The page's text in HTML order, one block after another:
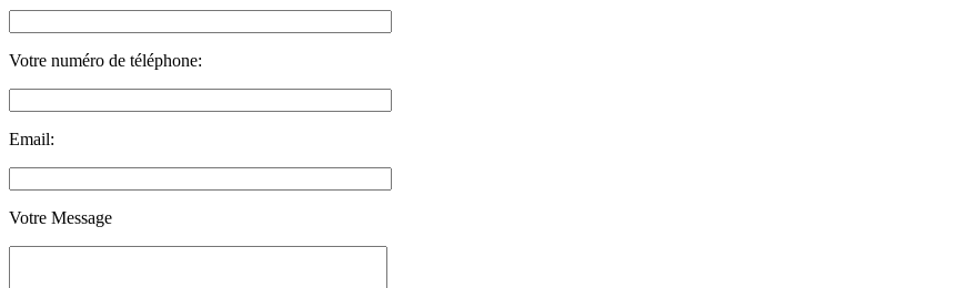
Votre numéro de téléphone:
Email:
Votre Message